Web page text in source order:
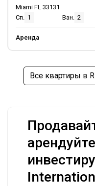
Miami FL 33131
Сп. 1 Ван. 2
Аренда
Все квартиры в